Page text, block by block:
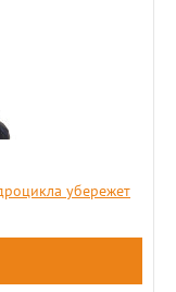
убережет